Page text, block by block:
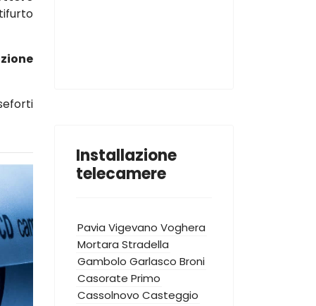
Installazione
telecamere
Pavia Vigevano Voghera
Mortara Stradella
Gambolo Garlasco Broni
Casorate Primo
Cassolnovo Casteggio